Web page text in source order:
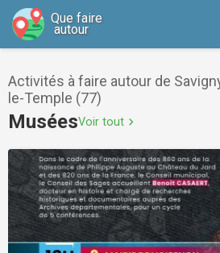
Que faire
autour
Activités à faire autour de
le-Temple (77)
MuséesVoir tout chevron_right